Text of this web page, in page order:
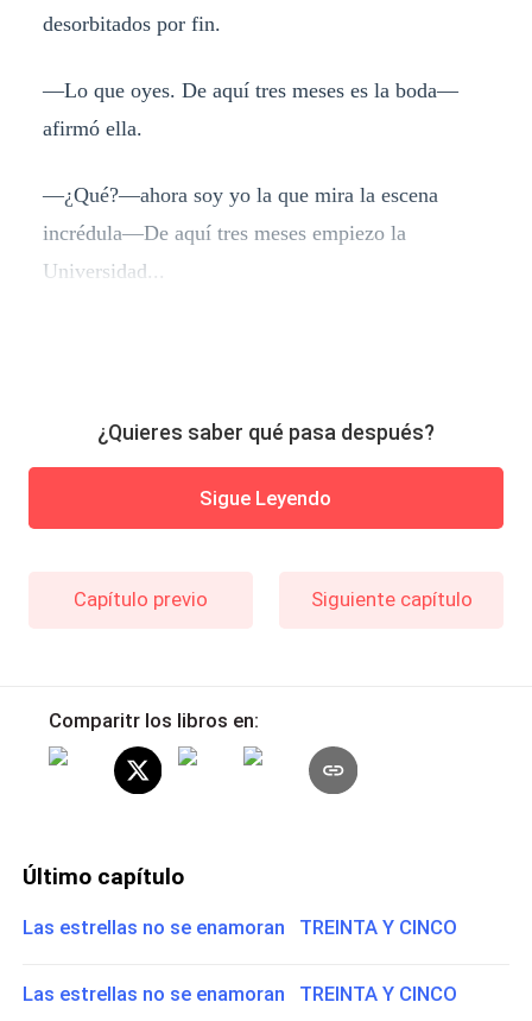
desorbitados por fin.
—Lo que oyes. De aquí tres meses es la boda—
afirmó ella.
—¿Qué?—ahora soy yo la que mira la escena
incrédula—De aquí tres meses empiezo la
Universidad...
¿Quieres saber qué pasa después?
Sigue Leyendo
Capítulo previo Siguiente capítulo
Comparitr los libros en:
Último capítulo
Las estrellas no se enamoran TREINTA Y CINCO
Las estrellas no se enamoran TREINTA Y CINCO